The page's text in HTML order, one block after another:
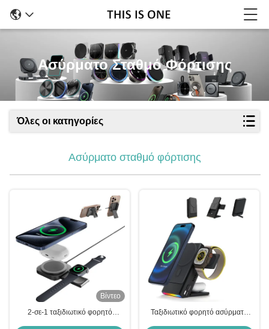
Ασύρματο Σταθμό Φόρτισης
Όλες οι κατηγορίες
Ασύρματο σταθμό φόρτισης
Βίντεο
2-σε-1 ταξιδιωτικό φορητό
Ταξιδιωτικό φορητό ασύρματο